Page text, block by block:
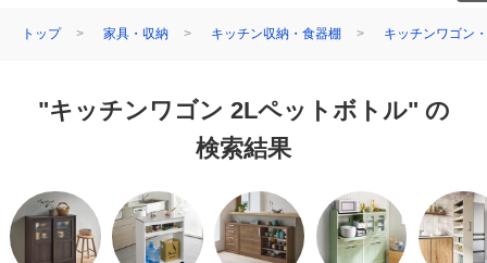
トップ 家具・収納 キッチン収納・食器棚 キッチンワゴン
"キッチンワゴン 2Lペットボトル" の
検索結果